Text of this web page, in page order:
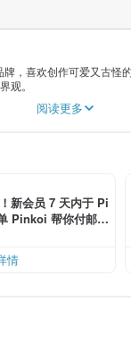
，喜欢创作可爱又古怪
观。
】随时掌握最新动态!
阅读更多
新会员 7 天内于 Pi
Pinkoi 帮你付邮
情